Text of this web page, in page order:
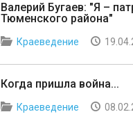
Валерий Бугаев: "Я –
Тюменского района"
Краеведение
Когда пришла война...
Краеведение